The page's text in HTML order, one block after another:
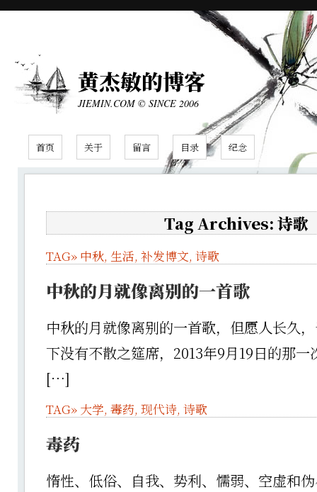
黄杰敏的博客
JIEMIN.COM © SINCE 2006
首页 关于 留言 目录 纪念
Tag Archives: 诗歌
TAG» 中秋, 生活, 补发博文, 诗歌
中秋的月就像离别的一首歌
中秋的月就像离别的一首歌，但愿人长久
下没有不散之筵席，2013年9月19日的那一
[…]
TAG» 大学, 毒药, 现代诗, 诗歌
毒药
惰性、低俗、自我、势利、懦弱、空虚和